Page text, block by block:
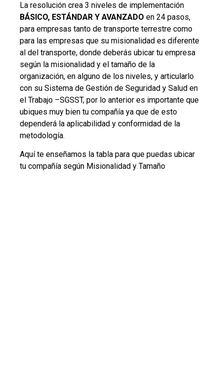
La resolución crea 3 niveles de implementación
BÁSICO, ESTÁNDAR Y AVANZADO en 24 pasos,
para empresas tanto de transporte terrestre como
para las empresas que su misionalidad es diferente
al del transporte, donde deberás ubicar tu empresa
según la misionalidad y el tamaño de la
organización, en alguno de los niveles, y articularlo
con su Sistema de Gestión de Seguridad y Salud en
el Trabajo –SGSST, por lo anterior es importante que
ubiques muy bien tu compañía ya que de esto
dependerá la aplicabilidad y conformidad de la
metodología.
Aquí te enseñamos la tabla para que puedas ubicar
tu compañía según Misionalidad y Tamaño